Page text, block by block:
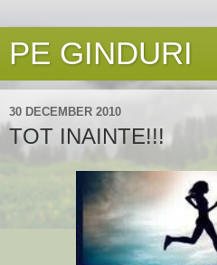
PE GINDURI
30 DECEMBER 2010
TOT INAINTE!!!